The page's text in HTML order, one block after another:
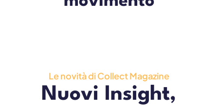
Le novità di Collect Magazine
Nuovi Insight,